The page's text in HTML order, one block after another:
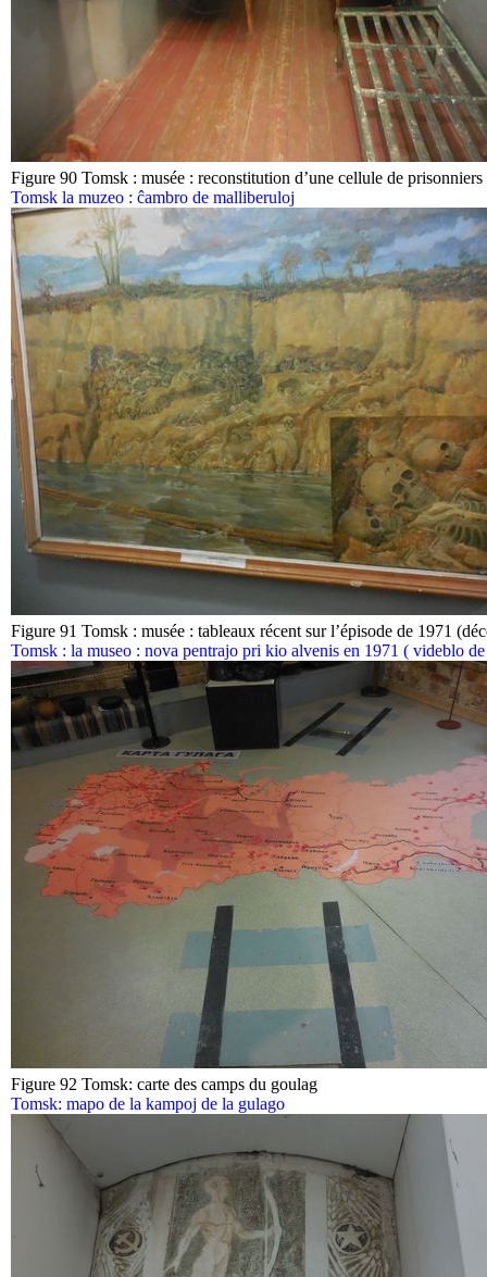
Figure 90 Tomsk : musée : reconstitution d’une cellule de prisonniers
Tomsk la muzeo : ĉambro de malliberuloj
Figure 91 Tomsk : musée : tableaux récent sur l’épisode de 1971
Tomsk : la museo : nova pentrajo pri kio alvenis en 1971 ( videblo
Figure 92 Tomsk: carte des camps du goulag
Tomsk: mapo de la kampoj de la gulago